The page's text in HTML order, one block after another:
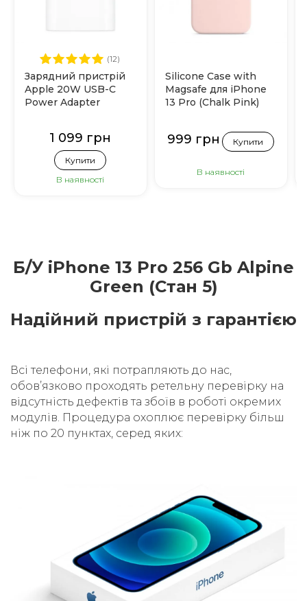
(12)
Зарядний пристрій
Apple 20W USB-C
Power Adapter
1 099 грн
Купити
В наявності
Silicone Case with
Magsafe для iPhone
13 Pro (Chalk Pink)
999 грн Купити
В наявності
Б/У iPhone 13 Pro 256 Gb Alpine
Green (Стан 5)
Надійний пристрій з гарантією
Всі телефони, які потрапляють до нас,
обовʼязково проходять ретельну перевірку на
відсутність дефектів та збоїв в роботі окремих
модулів. Процедура охоплює перевірку більш
ніж по 20 пунктах, серед яких: